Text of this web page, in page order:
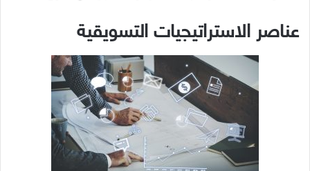
عناصر الاستراتيجيات التسويقية